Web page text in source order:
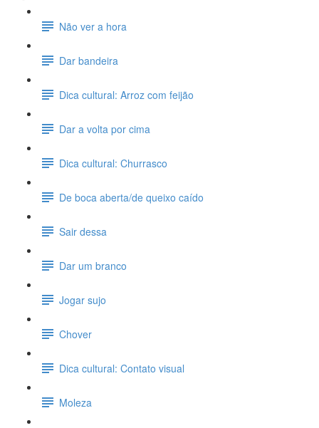
Não ver a hora
Dar bandeira
Dica cultural: Arroz com feijão
Dar a volta por cima
Dica cultural: Churrasco
De boca aberta/de queixo caído
Sair dessa
Dar um branco
Jogar sujo
Chover
Dica cultural: Contato visual
Moleza